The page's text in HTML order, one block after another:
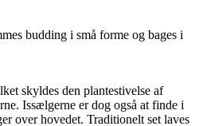
budding i små forme og bages i
skyldes den plantestivelse af
Issælgerne er dog også at finde i
over hovedet. Traditionelt set laves